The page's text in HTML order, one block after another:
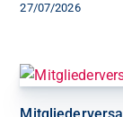
27/07/2026